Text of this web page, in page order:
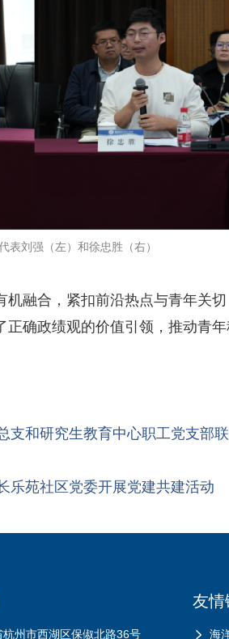
表刘强（左）和徐忠胜（右）
机融合，紧扣前沿热点与青年关
确政绩观的价值引领，推动青
和研究生教育中心职工党支部
乐苑社区党委开展党建共建活动
州市西湖区保俶北路36号
友情
海